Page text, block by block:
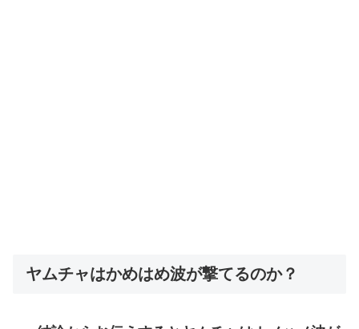
ヤムチャはかめはめ波が撃てるのか？